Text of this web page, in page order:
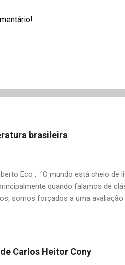
brasileira
Eco , "O mundo está cheio de
quando falamos de
somos forçados a uma avaliação
como uma segunda visita a essas
de apenas 20 indicações me forçou
Antônio Calado, Augusto dos
Carlos Heitor Cony